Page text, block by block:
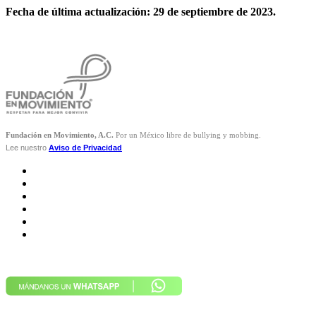
Fecha de última actualización: 29 de septiembre de 2023.
Fundación en Movimiento, A.C. Por un México libre de bullying y mobbing.
Lee nuestro Aviso de Privacidad